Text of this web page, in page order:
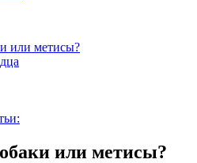
или метисы?
или метисы?